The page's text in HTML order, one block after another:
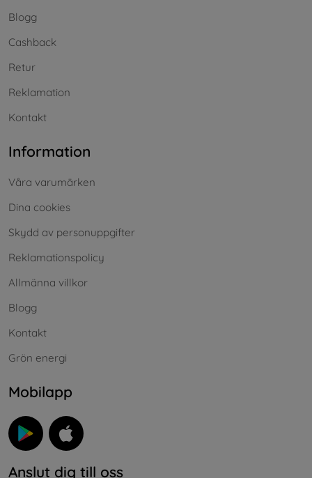
Blogg
Cashback
Retur
Reklamation
Kontakt
Information
Våra varumärken
Dina cookies
Skydd av personuppgifter
Reklamationspolicy
Allmänna villkor
Blogg
Kontakt
Grön energi
Mobilapp
Anslut dig till oss